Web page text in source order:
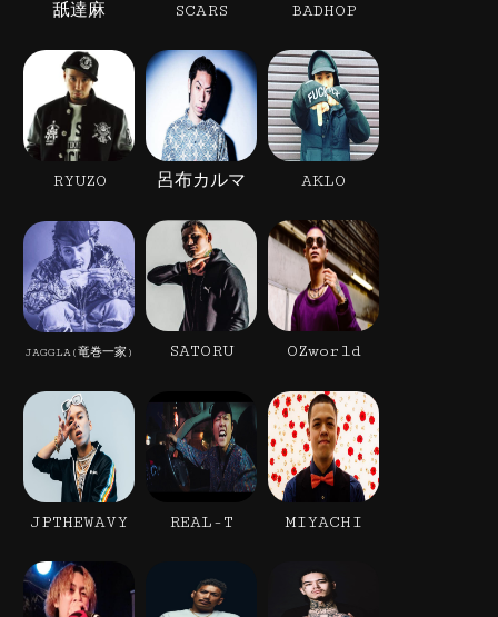
舐達麻 SCARS BADHOP
RYUZO 呂布カルマ AKLO
JAGGLA(竜巻一家) SATORU OZworld
JPTHEWAVY REAL-T MIYACHI